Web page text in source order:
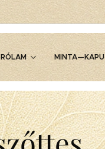
RÓLAM MINTA—KAPU